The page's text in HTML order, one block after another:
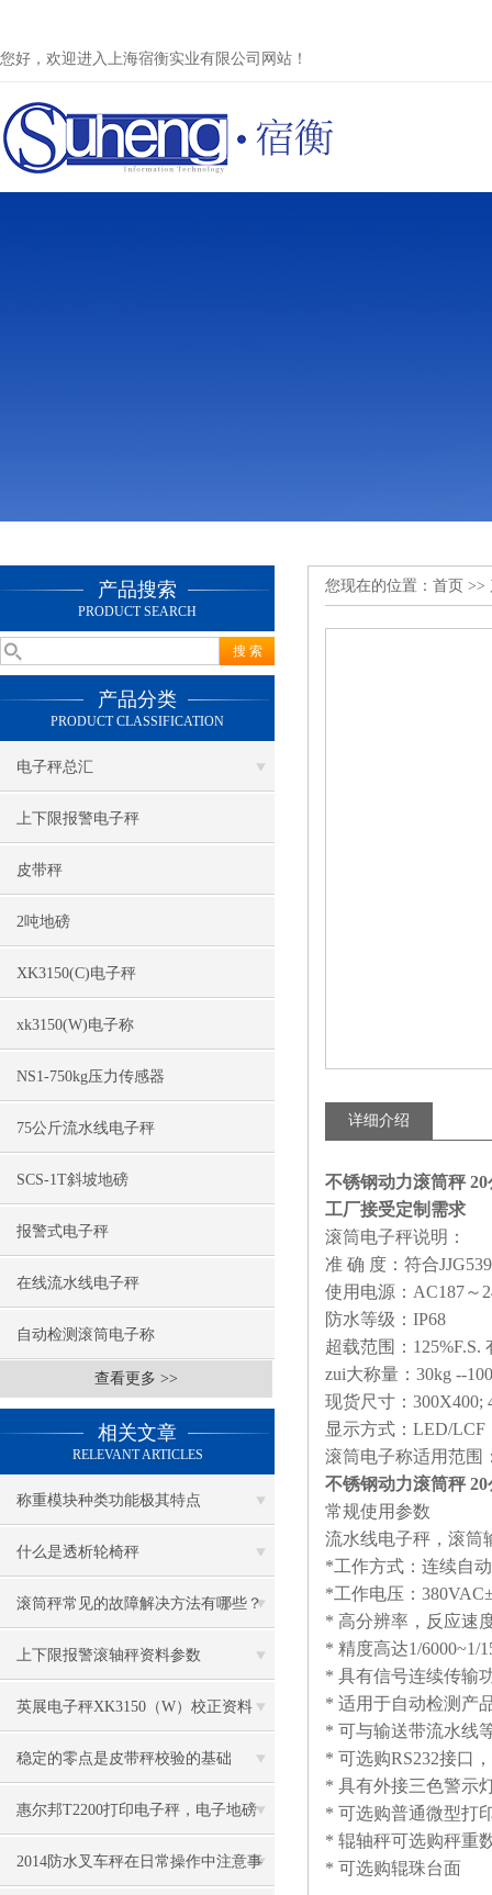
您好，欢迎进入上海宿衡实业有限公司网站！
产品搜索
PRODUCT SEARCH
产品分类
PRODUCT CLASSIFICATION
电子秤总汇
上下限报警电子秤
皮带秤
2吨地磅
XK3150(C)电子秤
xk3150(W)电子称
NS1-750kg压力传感器
75公斤流水线电子秤
SCS-1T斜坡地磅
报警式电子秤
在线流水线电子秤
自动检测滚筒电子称
查看更多 >>
相关文章
RELEVANT ARTICLES
称重模块种类功能极其特点
什么是透析轮椅秤
滚筒秤常见的故障解决方法有哪些？
上下限报警滚轴秤资料参数
英展电子秤XK3150（W）校正资料
稳定的零点是皮带秤校验的基础
惠尔邦T2200打印电子秤，电子地磅
（地上衡）
2014防水叉车秤在日常操作中注意事
您现在的位置： 首页 >>
详细介绍
不锈钢动力滚筒秤
工厂接受定制需求
滚筒电子秤说明：
准 确 度：符合
使用电源： AC187～
防水等级： IP68
超载范围： 125%F.S.
zui大称量： 30kg --
现货尺寸： 300X400;
显示方式： LED/LCF
滚筒电子称适用范围
不锈钢动力滚筒秤
常规使用参数
流水线电子秤，滚筒
*工作方式：连续自动
*工作电压： 380VAC
* 高分辨率，反应速
* 精度高达1/6000~1/
* 具有信号连续传输
* 适用于自动检测产
* 可与输送带流水线
* 可选购RS232接口
* 具有外接三色警示
* 可选购普通微型打
* 辊轴秤可选购秤重
* 可选购辊珠台面